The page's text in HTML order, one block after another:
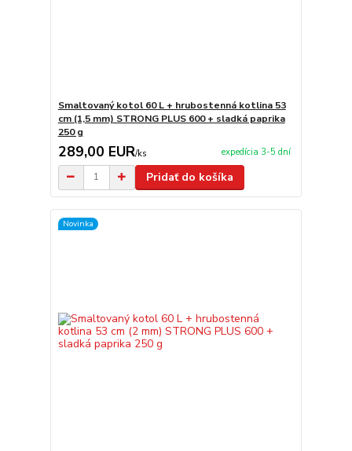
Smaltovaný kotol 60 L + hrubostenná kotlina 53
cm (1,5 mm) STRONG PLUS 600 + sladká paprika
250 g
289,00 EUR/ks expedícia 3-5 dní
Pridať do košíka
Novinka